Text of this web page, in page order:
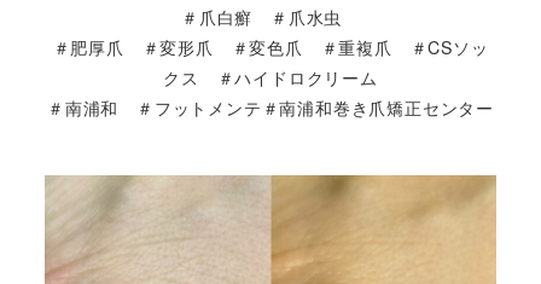
＃爪白癬 ＃爪水虫
＃肥厚爪 ＃変形爪 ＃変色爪 ＃重複爪 ＃CSソッ
クス ＃ハイドロクリーム
＃南浦和 ＃フットメンテ＃南浦和巻き爪矯正センター